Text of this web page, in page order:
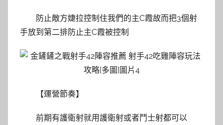
防止敵方婕拉控制住我們的主C霞故而把3個射
手放到第二排防止主C霞被控制
【運營節奏】
前期有護衛射就用護衛射或者鬥士射都可以